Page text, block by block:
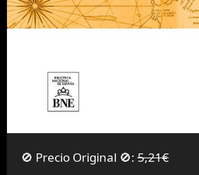
🚫 Precio Original 🚫:5,21€